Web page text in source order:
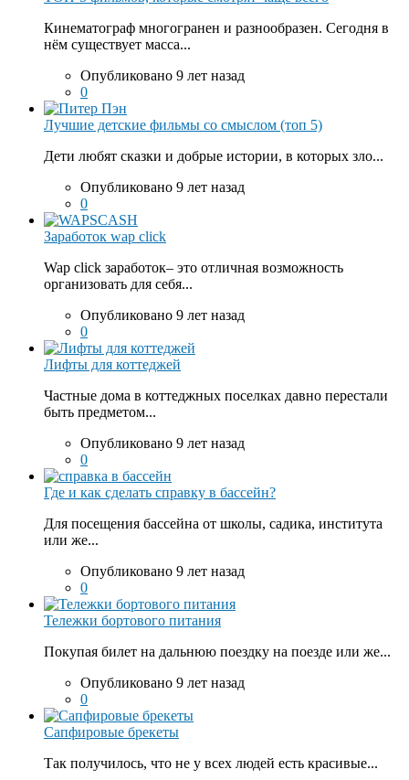
Кинематограф многогранен и разнообразен. Сегодня в
нём существует масса...
Опубликовано 9 лет назад
0
Лучшие детские фильмы со смыслом (топ 5)
Дети любят сказки и добрые истории, в которых зло...
Опубликовано 9 лет назад
0
Заработок wap click
Wap click заработок– это отличная возможность
организовать для себя...
Опубликовано 9 лет назад
0
Лифты для коттеджей
Частные дома в коттеджных поселках давно перестали
быть предметом...
Опубликовано 9 лет назад
0
Где и как сделать справку в бассейн?
Для посещения бассейна от школы, садика, института
или же...
Опубликовано 9 лет назад
0
Тележки бортового питания
Покупая билет на дальнюю поездку на поезде или же...
Опубликовано 9 лет назад
0
Сапфировые брекеты
Так получилось, что не у всех людей есть красивые...